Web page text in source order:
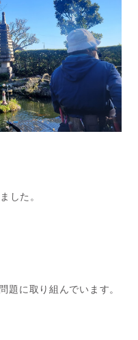
した。
題に取り組んでいます。